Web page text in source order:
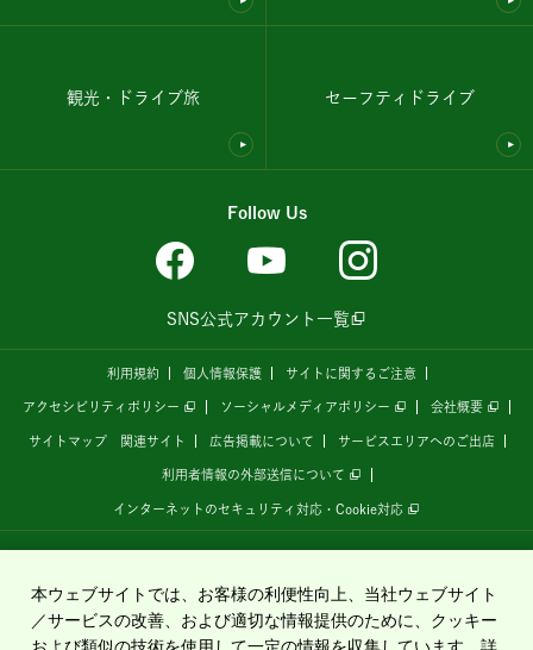
観光・ドライブ旅 セーフティドライブ
Follow Us
SNS公式アカウント一覧
利用規約 個人情報保護 サイトに関するご注意
アクセシビリティポリシー ソーシャルメディアポリシー 会社概要
サイトマップ 関連サイト 広告掲載について サービスエリアへのご出店
利用者情報の外部送信について
インターネットのセキュリティ対応・Cookie対応
運営しています。
本ウェブサイトでは、お客様の利便性向上、当社ウェブサイト
／サービスの改善、および適切な情報提供のために、クッキー